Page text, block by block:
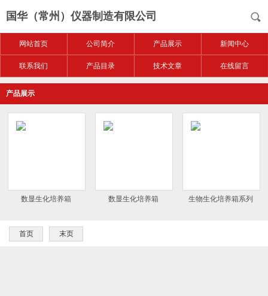
国华（常州）仪器制造有限公司
网站首页 公司简介 产品展示 新闻中心
联系我们 产品目录 技术文章 在线留言
产品展示
数显生化培养箱 数显生化培养箱 生物生化培养箱系列
首页 末页